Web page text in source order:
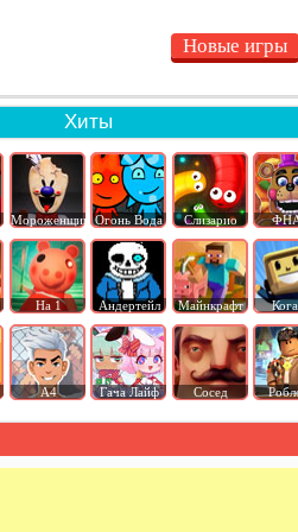
Новые игры
Хиты
Мороженщик Огонь Вода Слизарио
На 1 Андертейл Майнкрафт
А4 Гача Лайф Сосед